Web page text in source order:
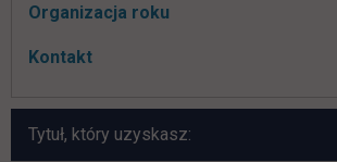
Organizacja roku
Kontakt
Tytuł, który uzyskasz: